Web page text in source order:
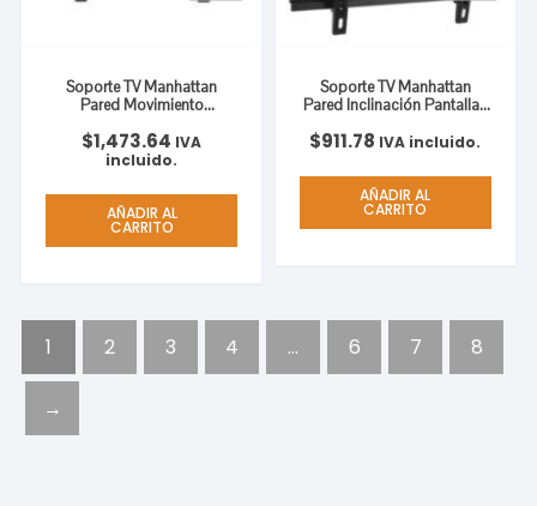
Soporte TV Manhattan
Pared Movimiento
Curvas/Planas 37″ a 70″
Máximo 50 Kg
$1,473.64 IVA
incluido.
AÑADIR AL
CARRITO
Soporte TV Manhattan
Pared Inclinación Pantallas
80 Kg Color Negro
$911.78 IVA incluido.
AÑADIR AL
CARRITO
1 2 3 4 … 6 7 8
→